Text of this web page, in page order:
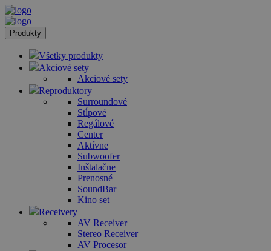
Produkty
Všetky produkty
Akciové sety
Akciové sety
Reproduktory
Surroundové
Stĺpové
Regálové
Center
Aktívne
Subwoofer
Inštalačne
Prenosné
SoundBar
Kino set
Receivery
AV Receiver
Stereo Receiver
AV Procesor